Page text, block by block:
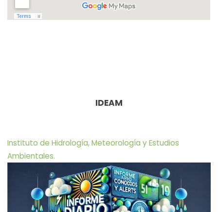
IDEAM
Instituto de Hidrología, Meteorología y Estudios
Ambientales.